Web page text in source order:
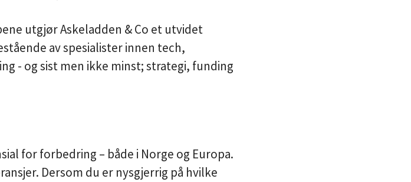
utgjør Askeladden & Co et utvidet
av spesialister innen tech,
- og sist men ikke minst; strategi, funding
for forbedring – både i Norge og Europa.
Dersom du er nysgjerrig på hvilke